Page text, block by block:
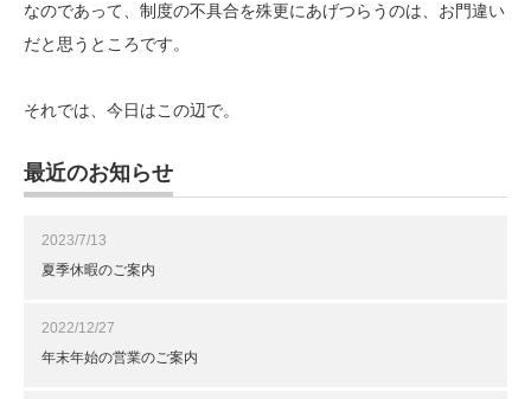
なのであって、制度の不具合を殊更にあげつらうのは、お門違い
だと思うところです。
それでは、今日はこの辺で。
最近のお知らせ
2023/7/13
夏季休暇のご案内
2022/12/27
年末年始の営業のご案内